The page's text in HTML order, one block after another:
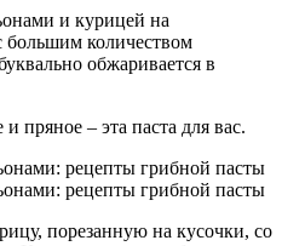
и курицей на
большим количеством
обжаривается в
пряное – эта паста для вас.
порезанную на кусочки, со